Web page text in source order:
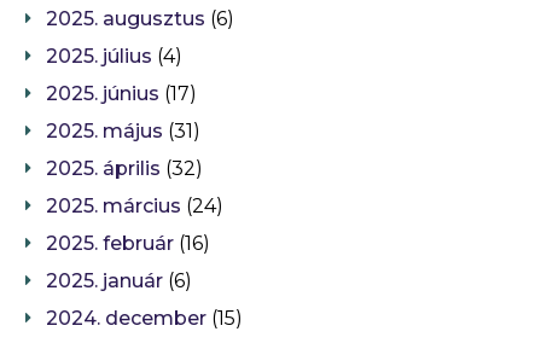
2025. augusztus (6)
2025. július (4)
2025. június (17)
2025. május (31)
2025. április (32)
2025. március (24)
2025. február (16)
2025. január (6)
2024. december (15)